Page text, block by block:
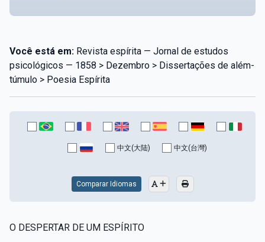
Você está em: Revista espírita — Jornal de estudos
psicológicos — 1858 > Dezembro > Dissertações de além-
túmulo > Poesia Espírita
中文(大陆) 中文(台灣)
Comparar Idiomas
O DESPERTAR DE UM ESPÍRITO